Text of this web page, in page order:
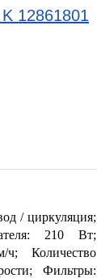
12861801
/ циркуляция;
210 Вт;
ч; Количество
Фильтры: